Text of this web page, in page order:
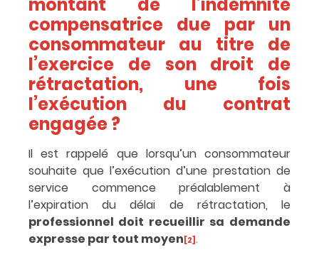
montant de l’indemnité
compensatrice due par un
consommateur au titre de
l’exercice de son droit de
rétractation, une fois
l’exécution du contrat
engagée ?
Il est rappelé que lorsqu’unconsommateur
souhaite que l’exécution d’une prestation de
service commence préalablement à
l’expiration du délai de rétractation, le
professionnel doit recueillir sa demande
expresse par tout moyen [2].